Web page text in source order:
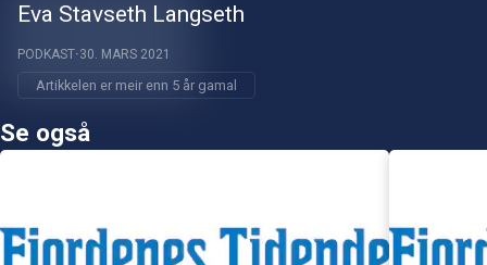
Eva Stavseth Langseth
PODKAST 30. MARS 2021
Artikkelen er meir enn 5 år gamal
Se også